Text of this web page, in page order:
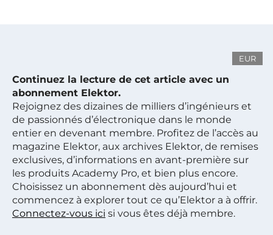
EUR
Continuez la lecture de cet article avec un
abonnement Elektor.
Rejoignez des dizaines de milliers d’ingénieurs et
de passionnés d’électronique dans le monde
entier en devenant membre. Profitez de l’accès au
magazine Elektor, aux archives Elektor, de remises
exclusives, d’informations en avant-première sur
les produits Academy Pro, et bien plus encore.
Choisissez un abonnement dès aujourd’hui et
commencez à explorer tout ce qu’Elektor a à offrir.
Connectez-vous ici si vous êtes déjà membre.